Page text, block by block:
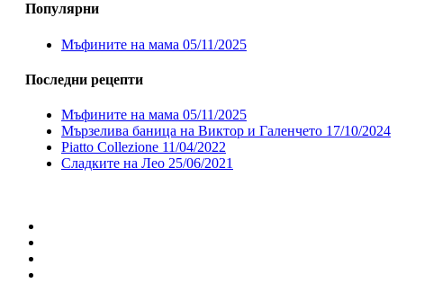
Популярни
Мъфините на мама 05/11/2025
Последни рецепти
Мъфините на мама 05/11/2025
Мързелива баница на Виктор и Галенчето 17/10/2024
Piatto Collezione 11/04/2022
Сладките на Лео 25/06/2021